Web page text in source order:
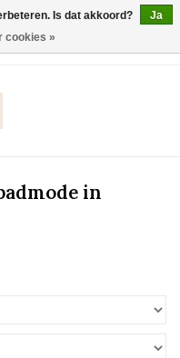
in
Is dat akkoord?
Ja
cookies »
EU maten. .